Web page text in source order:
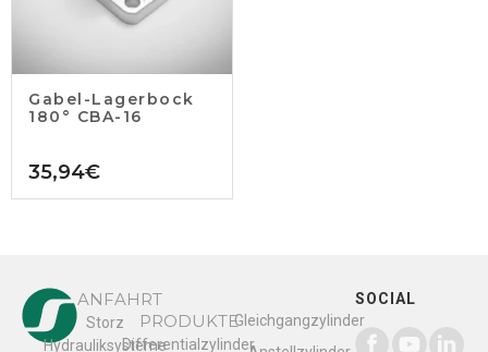
Gabel-Lagerbock
180° CBA-16
35,94€
ANFAHRT
Storz
Hydrauliksysteme
PRODUKTE
Differentialzylinder
Gleichgangzylinder
SOCIAL